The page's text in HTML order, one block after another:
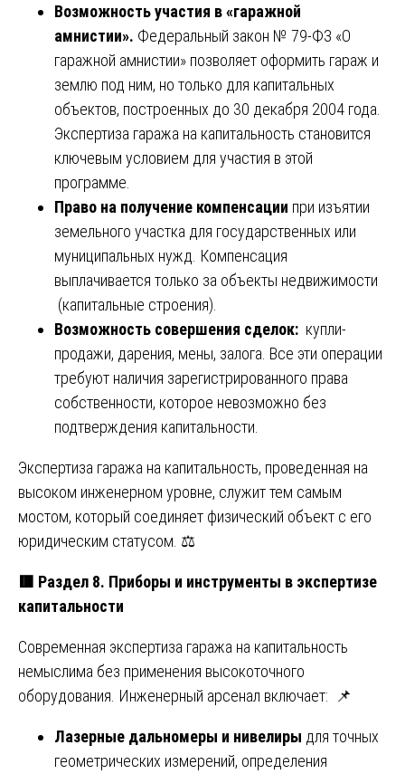
Возможность участия в «гаражной
амнистии». Федеральный закон № 79-ФЗ «О
гаражной амнистии» позволяет оформить гараж и
землю под ним, но только для капитальных
объектов, построенных до 30 декабря 2004 года.
Экспертиза гаража на капитальность становится
ключевым условием для участия в этой
программе.
Право на получение компенсации при изъятии
земельного участка для государственных или
муниципальных нужд. Компенсация
выплачивается только за объекты недвижимости
(капитальные строения).
Возможность совершения сделок: купли-
продажи, дарения, мены, залога. Все эти операции
требуют наличия зарегистрированного права
собственности, которое невозможно без
подтверждения капитальности.
Экспертиза гаража на капитальность, проведенная на
высоком инженерном уровне, служит тем самым
мостом, который соединяет физический объект с его
юридическим статусом. ⚖️
🟥 Раздел 8. Приборы и инструменты в экспертизе
капитальности
Современная экспертиза гаража на капитальность
немыслима без применения высокоточного
оборудования. Инженерный арсенал включает: 📌
Лазерные дальномеры и нивелиры для точных
геометрических измерений, определения